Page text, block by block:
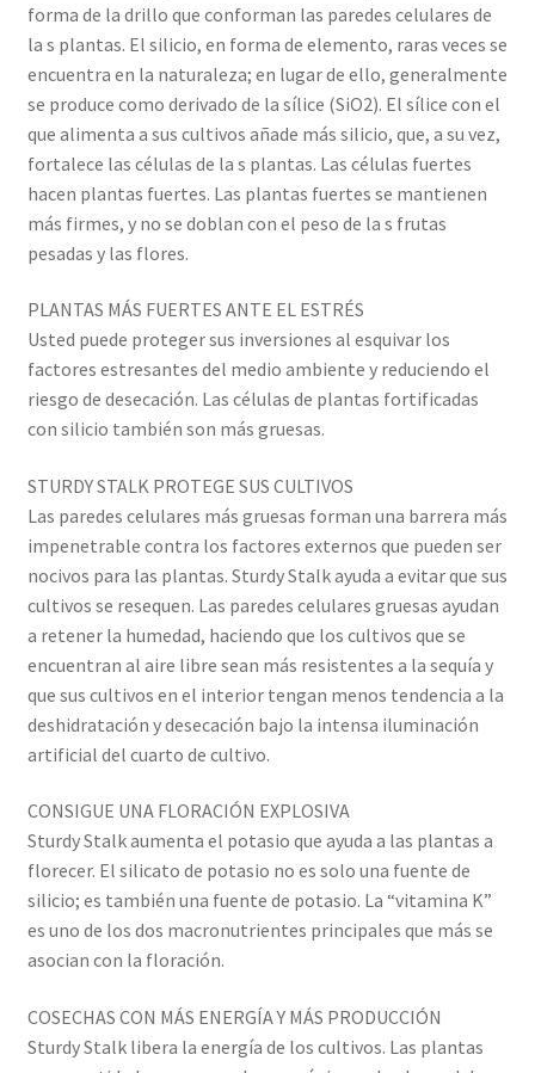
forma de la drillo que conforman las paredes celulares de
la s plantas. El silicio, en forma de elemento, raras veces se
encuentra en la naturaleza; en lugar de ello, generalmente
se produce como derivado de la sílice (SiO2). El sílice con el
que alimenta a sus cultivos añade más silicio, que, a su vez,
fortalece las células de la s plantas. Las células fuertes
hacen plantas fuertes. Las plantas fuertes se mantienen
más firmes, y no se doblan con el peso de la s frutas
pesadas y las flores.
PLANTAS MÁS FUERTES ANTE EL ESTRÉS
Usted puede proteger sus inversiones al esquivar los
factores estresantes del medio ambiente y reduciendo el
riesgo de desecación. Las células de plantas fortificadas
con silicio también son más gruesas.
STURDY STALK PROTEGE SUS CULTIVOS
Las paredes celulares más gruesas forman una barrera más
impenetrable contra los factores externos que pueden ser
nocivos para las plantas. Sturdy Stalk ayuda a evitar que sus
cultivos se resequen. Las paredes celulares gruesas ayudan
a retener la humedad, haciendo que los cultivos que se
encuentran al aire libre sean más resistentes a la sequía y
que sus cultivos en el interior tengan menos tendencia a la
deshidratación y desecación bajo la intensa iluminación
artificial del cuarto de cultivo.
CONSIGUE UNA FLORACIÓN EXPLOSIVA
Sturdy Stalk aumenta el potasio que ayuda a las plantas a
florecer. El silicato de potasio no es solo una fuente de
silicio; es también una fuente de potasio. La “vitamina K”
es uno de los dos macronutrientes principales que más se
asocian con la floración.
COSECHAS CON MÁS ENERGÍA Y MÁS PRODUCCIÓN
Sturdy Stalk libera la energía de los cultivos. Las plantas